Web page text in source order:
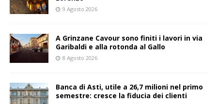
9 Agosto 2026
A Grinzane Cavour sono finiti i lavori in via
Garibaldi e alla rotonda al Gallo
8 Agosto 2026
Banca di Asti, utile a 26,7 milioni nel primo
semestre: cresce la fiducia dei clienti